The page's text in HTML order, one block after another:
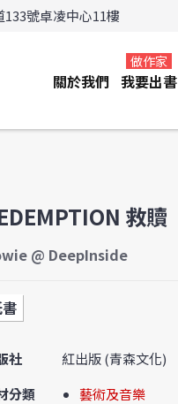
133號卓凌中心11樓
關於我們 我要出書
做作家
救贖
@ DeepInside
社
紅出版 (青森文化)
分類
藝術及音樂